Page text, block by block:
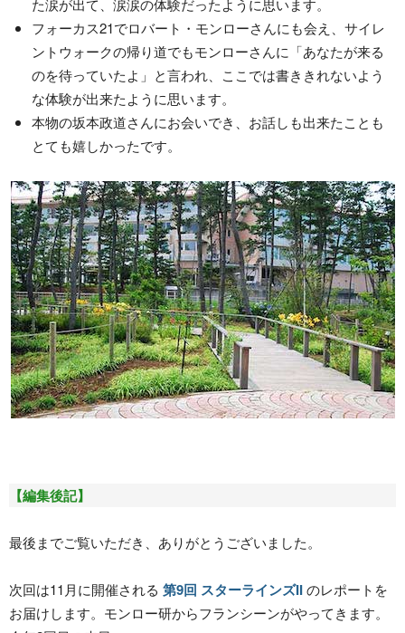
た涙が出て、涙涙の体験だったように思います。
フォーカス21でロバート・モンローさんにも会え、サイレ
ントウォークの帰り道でもモンローさんに「あなたが来る
のを待っていたよ」と言われ、ここでは書ききれないよう
な体験が出来たように思います。
本物の坂本政道さんにお会いでき、お話しも出来たことも
とても嬉しかったです。
【編集後記】
最後までご覧いただき、ありがとうございました。
次回は11月に開催される 第9回 スターラインズIIのレポートを
お届けします。モンロー研からフランシーンがやってきます。